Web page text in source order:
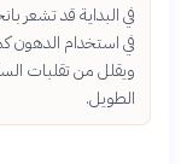
في البداية قد تشعر
في استخدام
ويقلل من تقلبات
الطويل.